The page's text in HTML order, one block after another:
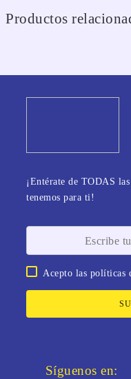
Productos
¡Entérate de TODAS
tenemos para ti!
Acepto las políticas
Síguenos en: